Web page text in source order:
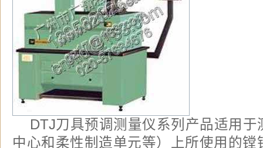
DTJ刀具预调测量仪系列产品适用于
中心和柔性制造单元等）上所使用的